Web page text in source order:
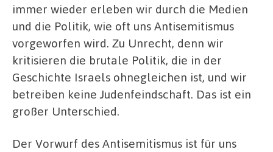
immer wieder erleben wir durch die Medien
und die Politik, wie oft uns Antisemitismus
vorgeworfen wird. Zu Unrecht, denn wir
kritisieren die brutale Politik, die in der
Geschichte Israels ohnegleichen ist, und wir
betreiben keine Judenfeindschaft. Das ist ein
großer Unterschied.
Der Vorwurf des Antisemitismus ist für uns